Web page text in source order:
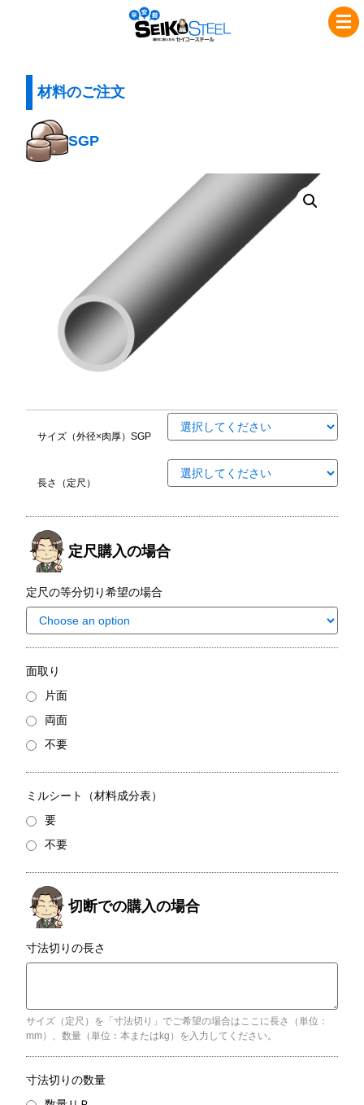
セ
イ
ー
ル
材料のご注文
SGP
サイズ（外径×肉厚）SGP
長さ（定尺）
定尺購入の場合
定尺の等分切り希望の場合
面取り
片面
両面
不要
ミルシート（材料成分表）
要
不要
寸法切りの長さ
サイズ（定尺）を「寸法切り」でご希望の場合はここに長さ（単位：
mm）、数量（単位：本またはkg）を入力してください。
寸法切りの数量